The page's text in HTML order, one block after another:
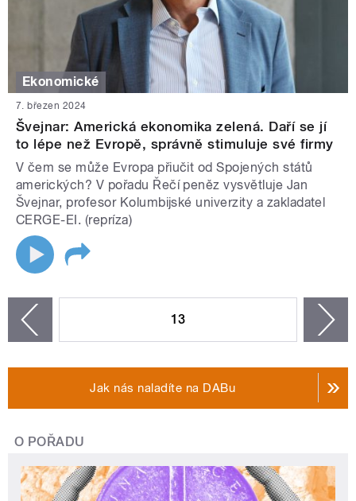
Ekonomické
7. březen 2024
Švejnar: Americká ekonomika zelená. Daří se jí
to lépe než Evropě, správně stimuluje své firmy
V čem se může Evropa přiučit od Spojených států
amerických? V pořadu Řečí peněz vysvětluje Jan
Švejnar, profesor Kolumbijské univerzity a zakladatel
CERGE-EI. (repríza)
13
Jak nás naladíte na DABu
O POŘADU